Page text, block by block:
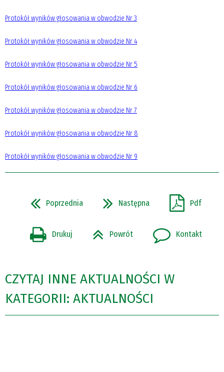
Protokół wyników głosowania w obwodzie Nr 3
Protokół wyników głosowania w obwodzie Nr 4
Protokół wyników głosowania w obwodzie Nr 5
Protokół wyników głosowania w obwodzie Nr 6
Protokół wyników głosowania w obwodzie Nr 7
Protokół wyników głosowania w obwodzie Nr 8
Protokół wyników głosowania w obwodzie Nr 9
Poprzednia Następna Pdf
Drukuj Powrót Kontakt
CZYTAJ INNE AKTUALNOŚCI W
KATEGORII: AKTUALNOŚCI